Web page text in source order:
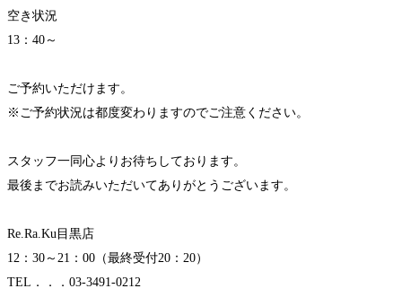
空き状況
13：40～
ご予約いただけます。
※ご予約状況は都度変わりますのでご注意ください。
スタッフ一同心よりお待ちしております。
最後までお読みいただいてありがとうございます。
Re.Ra.Ku目黒店
12：30～21：00（最終受付20：20）
TEL．．．03-3491-0212